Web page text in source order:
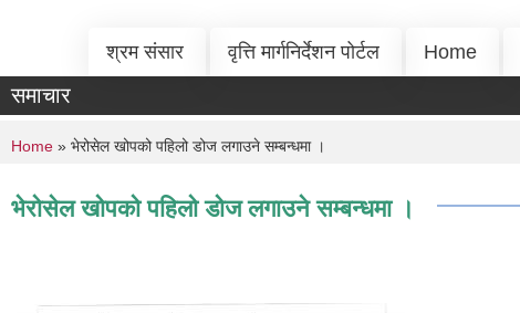
श्रम संसार वृत्ति मार्गनिर्देशन पोर्टल Home
समाचार
You are here
Home » भेरोसेल खोपको पहिलो डोज लगाउने सम्बन्धमा ।
भेरोसेल खोपको पहिलो डोज लगाउने सम्बन्धमा ।